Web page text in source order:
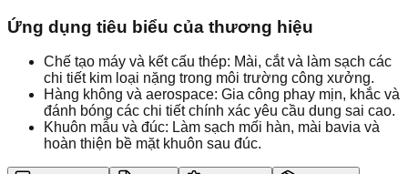
Ứng dụng tiêu biểu của thương hiệu
Chế tạo máy và kết cấu thép: Mài, cắt và làm sạch các
chi tiết kim loại nặng trong môi trường công xưởng.
Hàng không và aerospace: Gia công phay mịn, khắc và
đánh bóng các chi tiết chính xác yêu cầu dung sai cao.
Khuôn mẫu và đúc: Làm sạch mối hàn, mài bavia và
hoàn thiện bề mặt khuôn sau đúc.